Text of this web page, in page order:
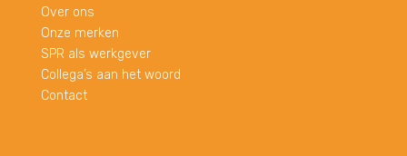
Over ons
Onze merken
SPR als werkgever
Collega’s aan het woord
Contact